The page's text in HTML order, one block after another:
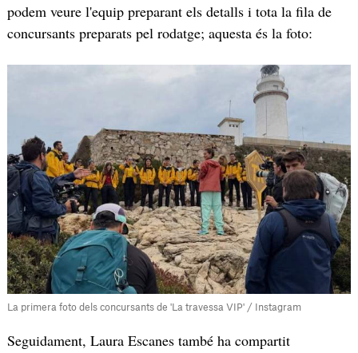
podem veure l'equip preparant els detalls i tota la fila de
concursants preparats pel rodatge; aquesta és la foto:
La primera foto dels concursants de 'La travessa VIP' / Instagram
Seguidament, Laura Escanes també ha compartit